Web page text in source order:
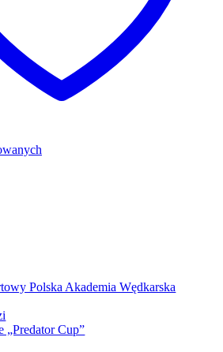
Polska Akademia Wędkarska
„Predator Cup”